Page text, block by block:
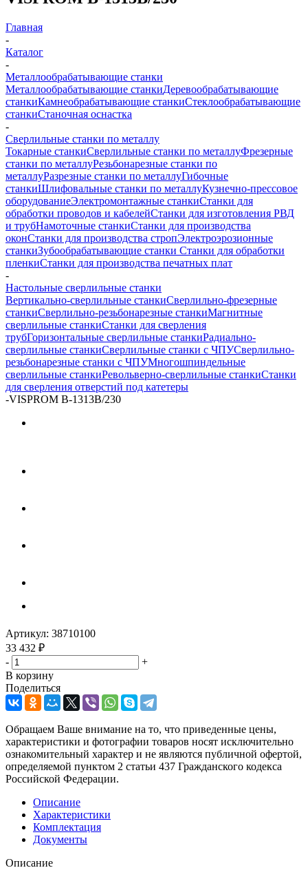
Главная
-
Каталог
-
Металлообрабатывающие станки
Металлообрабатывающие станкиДеревообрабатывающие
станкиКамнеобрабатывающие станкиСтеклообрабатывающие
станкиСтаночная оснастка
-
Сверлильные станки по металлу
Токарные станкиСверлильные станки по металлуФрезерные
станки по металлуРезьбонарезные станки по
металлуРазрезные станки по металлуГибочные
станкиШлифовальные станки по металлуКузнечно-прессовое
оборудованиеЭлектромонтажные станкиСтанки для
обработки проводов и кабелейСтанки для изготовления РВД
и трубНамоточные станкиСтанки для производства
оконСтанки для производства стропЭлектроэрозионные
станкиЗубообрабатывающие станки Станки для обработки
пленкиСтанки для производства печатных плат
-
Настольные сверлильные станки
Вертикально-сверлильные станкиСверлильно-фрезерные
станкиСверлильно-резьбонарезные станкиМагнитные
сверлильные станкиСтанки для сверления
трубГоризонтальные сверлильные станкиРадиально-
сверлильные станкиСверлильные станки с ЧПУСверлильно-
резьбонарезные станки с ЧПУМногошпиндельные
сверлильные станкиРевольверно-сверлильные станкиСтанки
для сверления отверстий под катетеры
-VISPROM B-1313B/230
Артикул: 38710100
33 432 ₽
-
+
В корзину
Поделиться
Обращаем Ваше внимание на то, что приведенные цены,
характеристики и фотографии товаров носят исключительно
ознакомительный характер и не являются публичной офертой,
определяемой пунктом 2 статьи 437 Гражданского кодекса
Российской Федерации.
Описание
Характеристики
Комплектация
Документы
Описание